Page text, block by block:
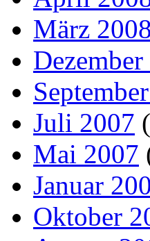
März 2008
Juli 2007
Mai 2007
Januar
Oktober